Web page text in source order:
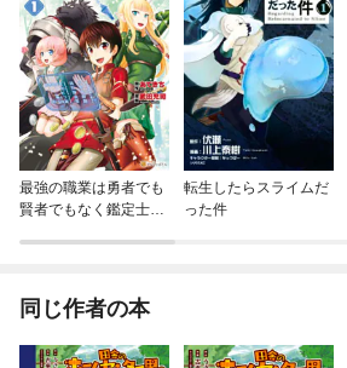
最強の職業は勇者でも
賢者でもなく鑑定士
転生したらスライムだ
った件
同じ作者の本